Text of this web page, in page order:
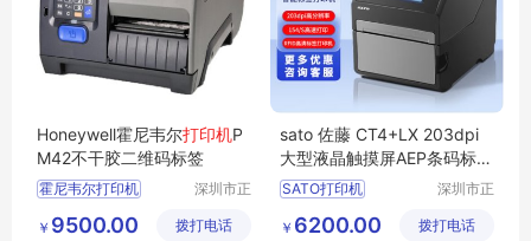
Honeywell霍尼韦尔打印机P
M42不干胶二维码标签
霍尼韦尔打印机
标签打印机
深圳市正
有限公司
￥ 9500.00 拨打电话
sato 佐藤 CT4+LX 203dpi
大型液晶触摸屏AEP条码标签
打印机
SATO打印机
CT4打印机
深圳市正
有限公司
￥ 6200.00 拨打电话